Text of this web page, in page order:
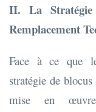
II. La Stratégie
Remplacement
Face à ce que
stratégie de
mise en